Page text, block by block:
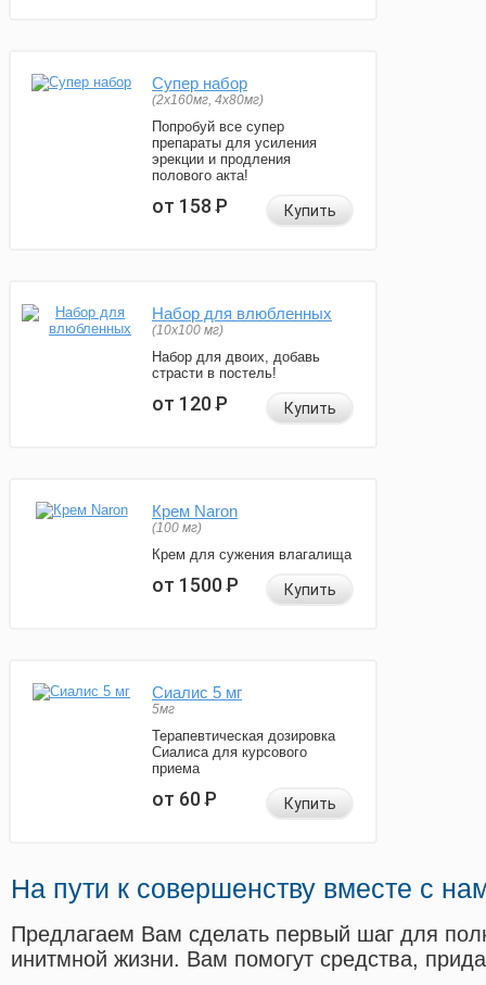
Супер набор
(2х160мг, 4х80мг)
Попробуй все супер
препараты для усиления
эрекции и продления
полового акта!
от 158Р Купить
Набор для влюбленных
(10х100 мг)
Набор для двоих, добавь
страсти в постель!
от 120Р Купить
Крем Naron
(100 мг)
Крем для сужения влагалища
от 1500Р Купить
Сиалис 5 мг
5мг
Терапевтическая дозировка
Сиалиса для курсового
приема
от 60Р Купить
На пути к совершенству вместе с
Предлагаем Вам сделать первый шаг для
инитмной жизни. Вам помогут средства,